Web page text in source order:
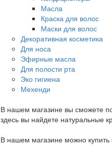
Масла
Краска для волос
Маски для волос
Декоративная косметика
Для носа
Эфирные масла
Для полости рта
Эко гигиена
Мехенди
В нашем магазине вы сможете
здесь вы найдете натуральные
В нашем магазине можно